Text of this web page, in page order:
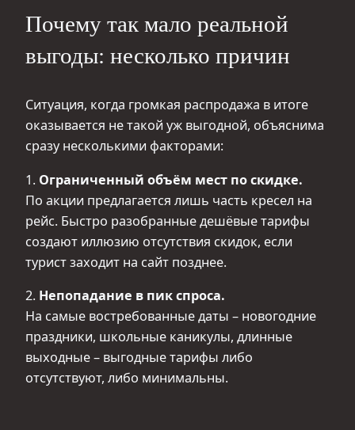
Почему так мало реальной
выгоды: несколько причин
Ситуация, когда громкая распродажа в итоге
оказывается не такой уж выгодной, объяснима
сразу несколькими факторами:
1. Ограниченный объём мест по скидке.
По акции предлагается лишь часть кресел на
рейс. Быстро разобранные дешёвые тарифы
создают иллюзию отсутствия скидок, если
турист заходит на сайт позднее.
2. Непопадание в пик спроса.
На самые востребованные даты – новогодние
праздники, школьные каникулы, длинные
выходные – выгодные тарифы либо
отсутствуют, либо минимальны.